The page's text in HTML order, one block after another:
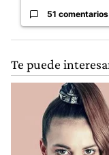
51 comentarios